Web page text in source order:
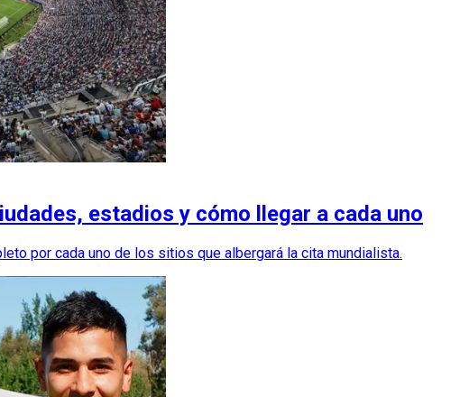
estadios y cómo llegar a cada uno
por cada uno de los sitios que albergará la cita mundialista.